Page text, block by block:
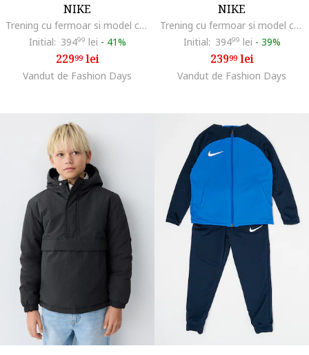
NIKE
Trening cu fermoar si model colorblock Sportswear, Gri cenusiu
Initial: 39499 lei - 41%
22999lei
Vandut de Fashion Days
NIKE
Trening cu fermoar si model colorblock Sportswear, Alb/Albastru royal/Bleumarin
Initial: 39499 lei - 39%
23999lei
Vandut de Fashion Days